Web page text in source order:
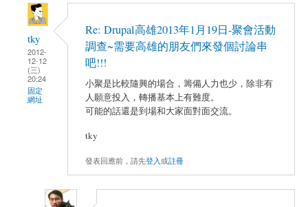
tky
2012-
12-12
(三)
20:24
固定
網址
Re: Drupal高雄2013年1月19日-聚會活動
調查~需要高雄的朋友們來發個討論串
吧!!!
小聚是比較隨興的場合，籌備人力也少，除非有
人願意投入，轉播基本上有難度。
可能的話還是到場和大家面對面交流。
tky
發表回應前，請先登入或註冊